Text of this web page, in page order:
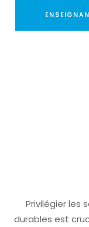
Privilégier les
durables est